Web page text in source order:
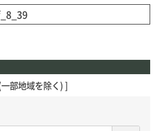
部地域を除く)